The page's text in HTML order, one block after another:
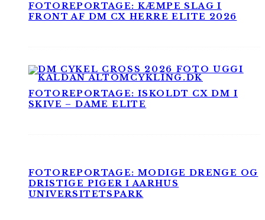
FOTOREPORTAGE: KÆMPE SLAG I
FRONT AF DM CX HERRE ELITE 2026
FOTOREPORTAGE: ISKOLDT CX DM I
SKIVE – DAME ELITE
FOTOREPORTAGE: MODIGE DRENGE OG
DRISTIGE PIGER I AARHUS
UNIVERSITETSPARK